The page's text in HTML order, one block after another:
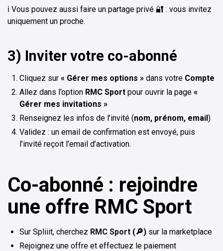
ℹ️ Vous pouvez aussi faire un partage privé 🔐 : vous invitez
uniquement un proche.
3) Inviter votre co-abonné
Cliquez sur « Gérer mes options » dans votre Compte
Allez dans l’option RMC Sport pour ouvrir la page «
Gérer mes invitations »
Renseignez les infos de l’invité (nom, prénom, email)
Validez : un email de confirmation est envoyé, puis
l’invité reçoit l’email d’activation.
Co-abonné : rejoindre
une offre RMC Sport
Sur Spliiit, cherchez RMC Sport (🔎) sur la marketplace
Rejoignez une offre et effectuez le paiement